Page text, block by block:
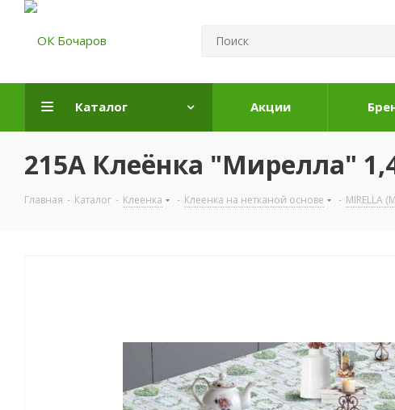
Каталог Акции
215A Клеёнка "Мирелла"
Главная - Каталог - Клеенка - Клеенка на нетканой основе - MIRELLA